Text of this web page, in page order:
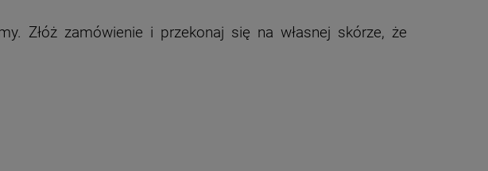
Złóż zamówienie i przekonaj się na własnej skórze, że